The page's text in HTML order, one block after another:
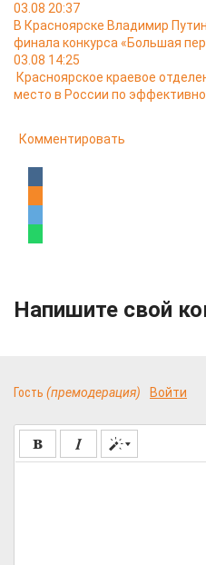
03.08 20:37
В Красноярске Владимир
финала конкурса «Большая
03.08 14:25
Красноярское краевое
место в России по
Комментировать
Напишите свой
Гость (премодерация) Войти